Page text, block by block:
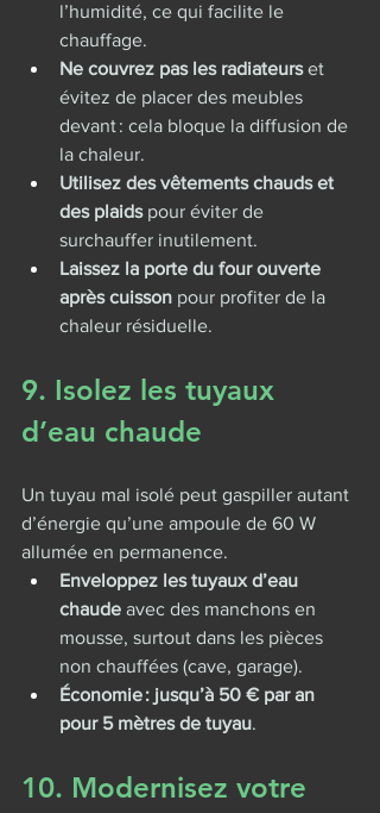
l’humidité, ce qui facilite le
chauffage.
Ne couvrez pas les radiateurs et
évitez de placer des meubles
devant : cela bloque la diffusion de
la chaleur.
Utilisez des vêtements chauds et
des plaids pour éviter de
surchauffer inutilement.
Laissez la porte du four ouverte
après cuisson pour profiter de la
chaleur résiduelle.
9. Isolez les tuyaux
d’eau chaude
Un tuyau mal isolé peut gaspiller autant
d’énergie qu’une ampoule de 60 W
allumée en permanence.
Enveloppez les tuyaux d’eau
chaude avec des manchons en
mousse, surtout dans les pièces
non chauffées (cave, garage).
Économie : jusqu’à 50 € par an
pour 5 mètres de tuyau.
10. Modernisez votre